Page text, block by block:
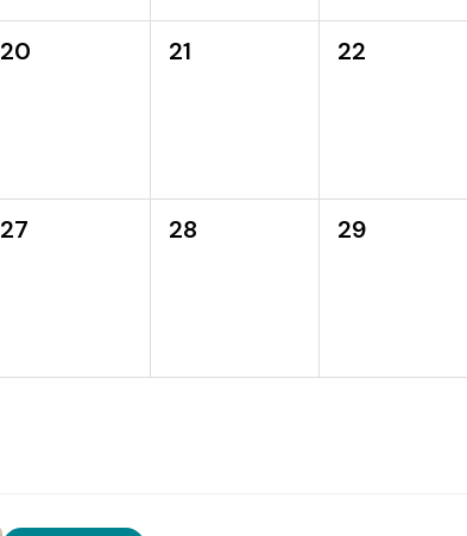
20 21 22
27 28 29